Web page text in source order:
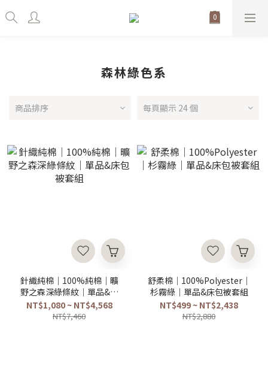
森林綠色系
商品排序 每頁顯示 24 個
針織純棉｜100%純棉｜曠
野之森深綠條紋｜單品&床
包被套組
NT$1,080 ~ NT$4,568
NT$7,460
舒柔棉｜100%Polyester｜
杉霧綠｜單品&床包被套組
NT$499 ~ NT$2,438
NT$2,880